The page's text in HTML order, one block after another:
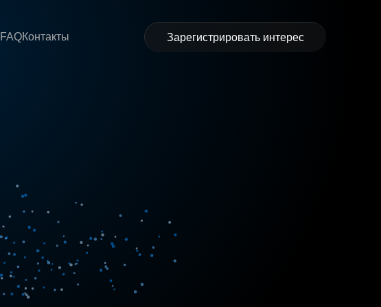
FAQКонтакты Зарегистрировать интерес